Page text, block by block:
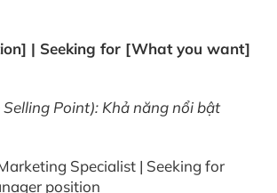
| Seeking for [What you want]
Selling Point): Khả năng nổi bật
Specialist | Seeking for
position